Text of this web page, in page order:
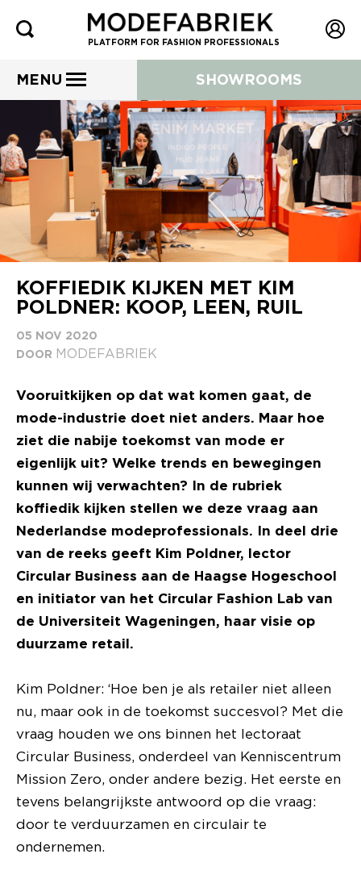
PLATFORM FOR FASHION PROFESSIONALS
MENU SHOWROOMS
KOFFIEDIK KIJKEN MET KIM
POLDNER: KOOP, LEEN, RUIL
05 NOV 2020
DOOR MODEFABRIEK
Vooruitkijken op dat wat komen gaat, de
mode-industrie doet niet anders. Maar hoe
ziet die nabije toekomst van mode er
eigenlijk uit? Welke trends en bewegingen
kunnen wij verwachten? In de rubriek
koffiedik kijken stellen we deze vraag aan
Nederlandse modeprofessionals. In deel drie
van de reeks geeft Kim Poldner, lector
Circular Business aan de Haagse Hogeschool
en initiator van het Circular Fashion Lab van
de Universiteit Wageningen, haar visie op
duurzame retail.
Kim Poldner: ‘Hoe ben je als retailer niet alleen
nu, maar ook in de toekomst succesvol? Met die
vraag houden we ons binnen het lectoraat
Circular Business, onderdeel van Kenniscentrum
Mission Zero, onder andere bezig. Het eerste en
tevens belangrijkste antwoord op die vraag:
door te verduurzamen en circulair te
ondernemen.